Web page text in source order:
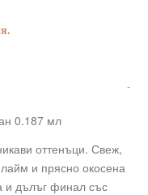
0.187 мл
оттенъци. Свеж,
и прясно окосена
и дълъг финал със